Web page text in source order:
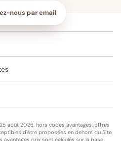
nous par email
août 2026, hors codes avantages, offres
d'être proposées en dehors du Site
avantages prix sont calculés sur la base